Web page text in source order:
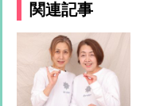
関連記事